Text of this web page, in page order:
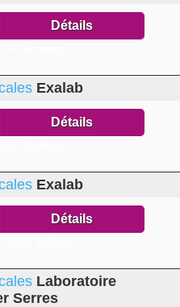
Détails
Exalab
Détails
Exalab
Détails
Laboratoire
Serres